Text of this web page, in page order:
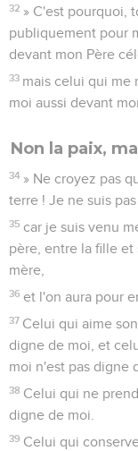
32 » C'est pourquoi,
publiquement pour
devant mon Père
33 mais celui qui me
moi aussi devant
Non la paix,
34 » Ne croyez pas
terre ! Je ne suis
35 car je suis venu
père, entre la fille
mère,
36 et l'on aura pour
37 Celui qui aime
digne de moi, et
moi n'est pas digne
38 Celui qui ne
digne de moi.
39 Celui qui